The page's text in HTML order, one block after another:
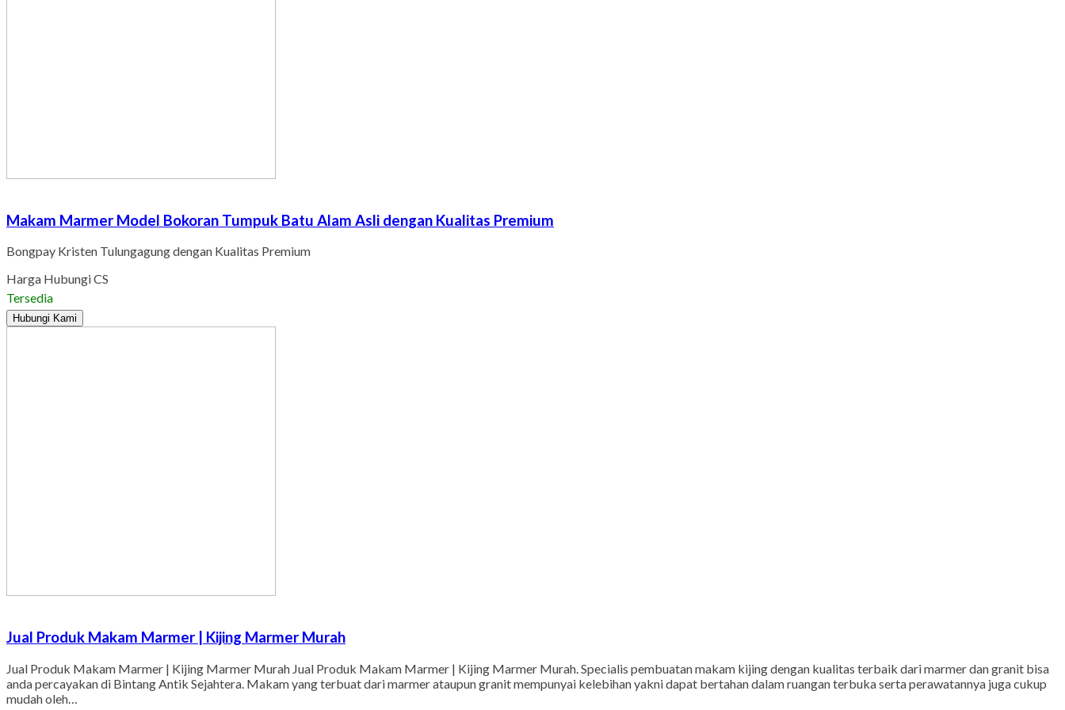
Makam Marmer Model Bokoran Tumpuk Batu Alam Asli dengan Kualitas Premium
Bongpay Kristen Tulungagung dengan Kualitas Premium
Harga Hubungi CS
Tersedia
Hubungi Kami
Jual Produk Makam Marmer | Kijing Marmer Murah
Jual Produk Makam Marmer | Kijing Marmer Murah Jual Produk Makam Marmer | Kijing Marmer Murah. Specialis pembuatan makam kijing dengan kualitas terbaik dari marmer dan granit bisa
anda percayakan di Bintang Antik Sejahtera. Makam yang terbuat dari marmer ataupun granit mempunyai kelebihan yakni dapat bertahan dalam ruangan terbuka serta perawatannya juga cukup
mudah oleh…